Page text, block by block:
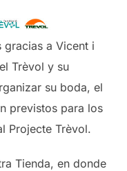
gracias a Vicent i
Trèvol y su
su boda, el
previstos para los
Projecte Trèvol.
Tienda, en donde